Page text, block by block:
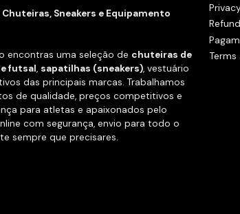
Sneakers e Equipamento
encontras uma seleção de chuteiras de
futsal, sapatilhas (sneakers), vestuário
das principais marcas. Trabalhamos
de qualidade, preços competitivos e
para atletas e apaixonados pelo
com segurança, envio para todo o
sempre que precisares.